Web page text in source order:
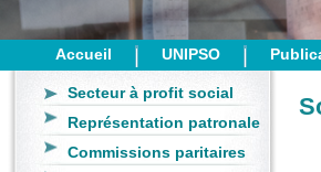
Accueil UNIPSO
Secteur à profit social
Représentation patronale
Commissions paritaires